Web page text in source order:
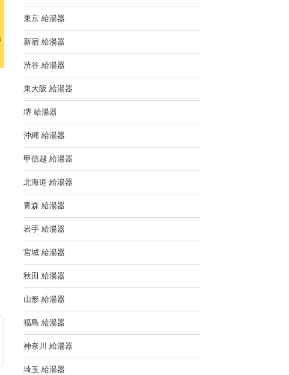
東京 給湯器
新宿 給湯器
渋谷 給湯器
東大阪 給湯器
堺 給湯器
沖縄 給湯器
甲信越 給湯器
北海道 給湯器
青森 給湯器
岩手 給湯器
宮城 給湯器
秋田 給湯器
山形 給湯器
福島 給湯器
神奈川 給湯器
埼玉 給湯器